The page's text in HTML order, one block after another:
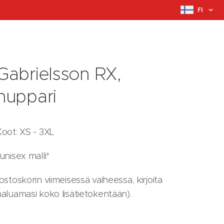
FI
RX,
XS - 3XL
malli*
viimeisessä vaiheessa, kirjoita
koko lisätietokentään).